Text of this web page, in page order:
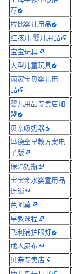
荐
拉比婴儿用品
红孩儿 婴儿用品
宝宝玩具
大型儿童玩具
丽家宝贝婴儿用
品
婴儿用品专卖店加
盟
贝亲吸奶器
冯德全早教方案电
子版
保温奶瓶
宝宝金水婴童用品
连锁
色阿莫
早教课程
飞利浦护眼灯
成人尿布
贝亲专卖店